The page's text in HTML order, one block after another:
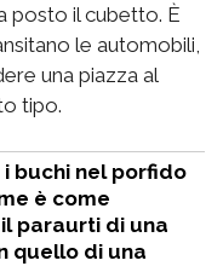
posto il cubetto. È
le automobili,
una piazza al
tipo.
buchi nel porfido
è come
paraurti di una
quello di una